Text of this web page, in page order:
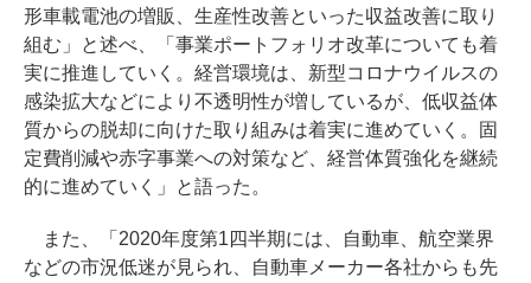
形車載電池の増販、生産性改善といった収益改善に取り
組む」と述べ、「事業ポートフォリオ改革についても着
実に推進していく。経営環境は、新型コロナウイルスの
感染拡大などにより不透明性が増しているが、低収益体
質からの脱却に向けた取り組みは着実に進めていく。固
定費削減や赤字事業への対策など、経営体質強化を継続
的に進めていく」と語った。
また、「2020年度第1四半期には、自動車、航空業界
などの市況低迷が見られ、自動車メーカー各社からも先